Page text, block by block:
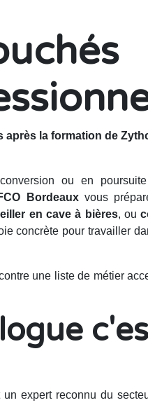
après la formation de
ou en
Bordeaux vous
en cave à bières, ou
concrète pour travailler
une liste de métier
un expert reconnu du